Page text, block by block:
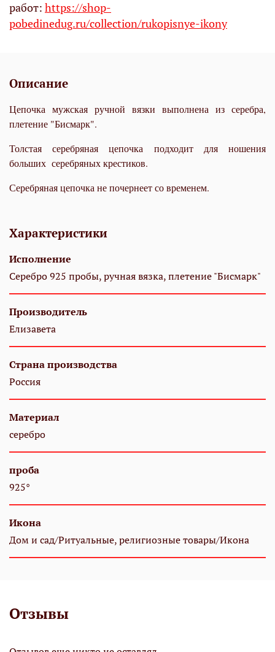
работ: https://shop-
pobedinedug.ru/collection/rukopisnye-ikony
Описание
Цепочка мужская ручной вязки выполнена из серебра,
плетение "Бисмарк".
Толстая серебряная цепочка подходит для ношения
больших серебряных крестиков.
Серебряная цепочка не почернеет со временем.
Характеристики
Исполнение
Серебро 925 пробы, ручная вязка, плетение "Бисмарк"
Производитель
Елизавета
Страна производства
Россия
Материал
серебро
проба
925°
Икона
Дом и сад/Ритуальные, религиозные товары/Икона
Отзывы